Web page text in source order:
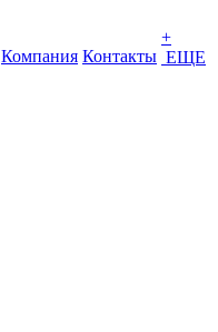
Компания Контакты
+
ЕЩЕ